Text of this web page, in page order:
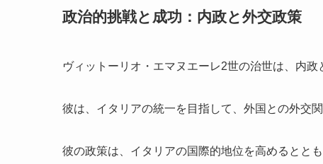
政治的挑戦と成功：内政と外交政策
ヴィットーリオ・エマヌエーレ2世の治世は、内
彼は、イタリアの統一を目指して、外国との外交
彼の政策は、イタリアの国際的地位を高めるとと